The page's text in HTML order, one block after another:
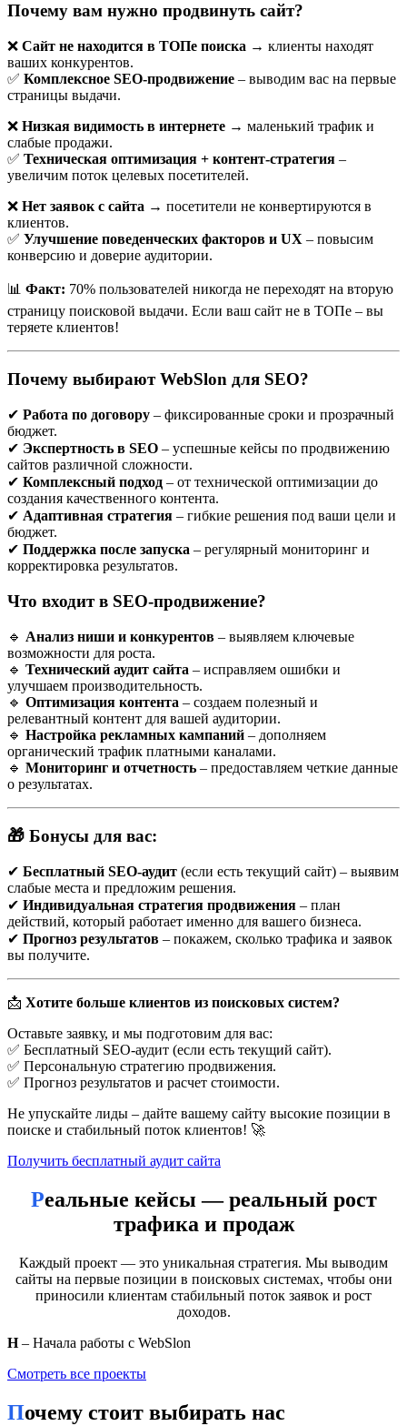
Продвижение сайтов Минск: как
работает, сколько стоит, на что влияет
Представьте: у вас есть сайт — красивый, с хорошим
описанием услуг, контактами и формой заявки. Но
проста: вас не видно в поиске. А в Минске, где конкуренция
по таким запросам, как «установка окон», «бухгалтерские
услуги» или «ремонт смартфонов», растёт с каждым месяцем,
этого быть не должно. Продвижение сайта — не роскошь, а
клиентов из интернета.
Зачем бизнесу продвижение сайта Минск?
— а 9 из 10 белорусов так и делают — вы обязаны быть в топе
поисковой выдачи. Особенно если вы работаете локально:
например, оказываете услуги в Минске или по Минской
«автосервис рядом» или «курсы английского в Минске»
система показывает именно тех, кто ближе к пользователю.
Без продвижения сайт может годами «висеть» в нижних
страницах выдачи. А ведь 75% пользователей не листают
дальше первой страницы. Продвижение решает эту проблему:
выводит сайт в топ, увеличивает видимость и привлекает
целевых посетителей.
Что входит в продвижение сайтов Минск?
Продвижение — это не просто «закинуть ключевые слова и
подождать». Это комплексная работа, состоящая из
нескольких этапов:
Перед началом определяется, кто ваши главные конкуренты в
Минске, какие у них сильные и слабые стороны, по каким
запросам они уже в топе. Например, при работе с клиникой
эстетической медицины выяснилось, что большинство
конкурентов плохо прописывают услуги на страницах —
только названия, без описаний. Это дало возможность быстро
занять позиции по запросам вроде «удаление сосудов на лице
Минск».
2. Подбор ключевых запросов
миллионы, но конкуренция огромна) и «низкочастотные»
меньше, но они точнее и приводят к конверсии). Важно
учитывать и коммерческий потенциал: запросы с намерением
купить («купить», «заказать», «цена», «адрес») приносят
больше клиентов.
3. Оптимизация сайта
Это техническая и контентная работа:
Исправление ошибок индексации (404, дубли страниц,
медленная загрузка)
Проработка метатегов (title, description) с ключевыми
словами
Создание качественного контента: страницы услуг,
статьи, FAQ
Внутренняя перелинковка — чтобы поисковик
«понимал» структуру сайта
4. Работа с поведенческими факторами
Поисковики учитывают, как пользователи взаимодействуют с
сайтом. Если человек зашёл и сразу ушёл («уход в один
клик»), это сигнал, что контент не подходит. Чтобы снизить
показатель отказов, важно:
Ускорить загрузку сайта
Добавить понятные CTA (призывы к действию)
5. Построение ссылочной массы
Ссылки с других сайтов — как голоса доверия для
тематических ресурсов (например, городских справочников,
профильных блогов) работают лучше, чем массовые закупки
на биржах.
ТОП-5 ошибок при продвижении сайтов Минск
Почему вам нужно продвинуть сайт?
❌ Сайт не находится в ТОПе поиска → клиенты находят
ваших конкурентов.
✅ Комплексное SEO-продвижение – выводим вас на первые
страницы выдачи.
❌ Низкая видимость в интернете → маленький трафик и
слабые продажи.
✅ Техническая оптимизация + контент-стратегия –
увеличим поток целевых посетителей.
❌ Нет заявок с сайта → посетители не конвертируются в
клиентов.
✅ Улучшение поведенческих факторов и UX – повысим
конверсию и доверие аудитории.
📊 Факт: 70% пользователей никогда не переходят на вторую
страницу поисковой выдачи. Если ваш сайт не в ТОПе – вы
теряете клиентов!
Почему выбирают WebSlon для SEO?
✔ Работа по договору – фиксированные сроки и прозрачный
бюджет.
✔ Экспертность в SEO – успешные кейсы по продвижению
сайтов различной сложности.
✔ Комплексный подход – от технической оптимизации до
создания качественного контента.
✔ Адаптивная стратегия – гибкие решения под ваши цели и
бюджет.
✔ Поддержка после запуска – регулярный мониторинг и
корректировка результатов.
Что входит в SEO-продвижение?
🔹 Анализ ниши и конкурентов – выявляем ключевые
возможности для роста.
🔹 Технический аудит сайта – исправляем ошибки и
улучшаем производительность.
🔹 Оптимизация контента – создаем полезный и
релевантный контент для вашей аудитории.
🔹 Настройка рекламных кампаний – дополняем
органический трафик платными каналами.
🔹 Мониторинг и отчетность – предоставляем четкие данные
о результатах.
🎁 Бонусы для вас:
✔ Бесплатный SEO-аудит (если есть текущий сайт) – выявим
слабые места и предложим решения.
✔ Индивидуальная стратегия продвижения – план
действий, который работает именно для вашего бизнеса.
✔ Прогноз результатов – покажем, сколько трафика и заявок
вы получите.
📩 Хотите больше клиентов из поисковых систем?
Оставьте заявку, и мы подготовим для вас:
✅ Бесплатный SEO-аудит (если есть текущий сайт).
✅ Персональную стратегию продвижения.
✅ Прогноз результатов и расчет стоимости.
Не упускайте лиды – дайте вашему сайту высокие позиции в
поиске и стабильный поток клиентов! 🚀
Получить бесплатный аудит сайта
Реальные кейсы — реальный рост
трафика и продаж
Каждый проект — это уникальная стратегия. Мы выводим
сайты на первые позиции в поисковых системах, чтобы они
приносили клиентам стабильный поток заявок и рост
доходов.
Н– Начала работы с WebSlon
Смотреть все проекты
Почему стоит выбирать нас